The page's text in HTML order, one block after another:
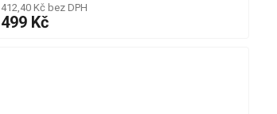
412,40 Kč bez DPH
499 Kč